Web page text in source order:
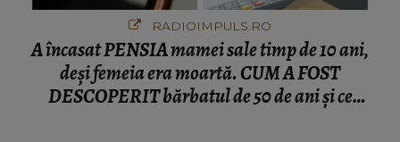
RADIOIMPULS.RO
A încasat PENSIA mamei sale timp de 10 ani,
deși femeia era moartă. CUM A FOST
DESCOPERIT bărbatul de 50 de ani și ce